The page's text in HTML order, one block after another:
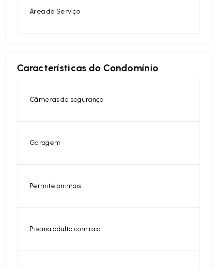
Área de Serviço
Características do Condomínio
Câmeras de segurança
Garagem
Permite animais
Piscina adulta com raia